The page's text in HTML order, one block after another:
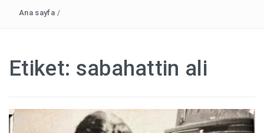
HABERLER
Ana sayfa /
Etiket: sabahattin ali